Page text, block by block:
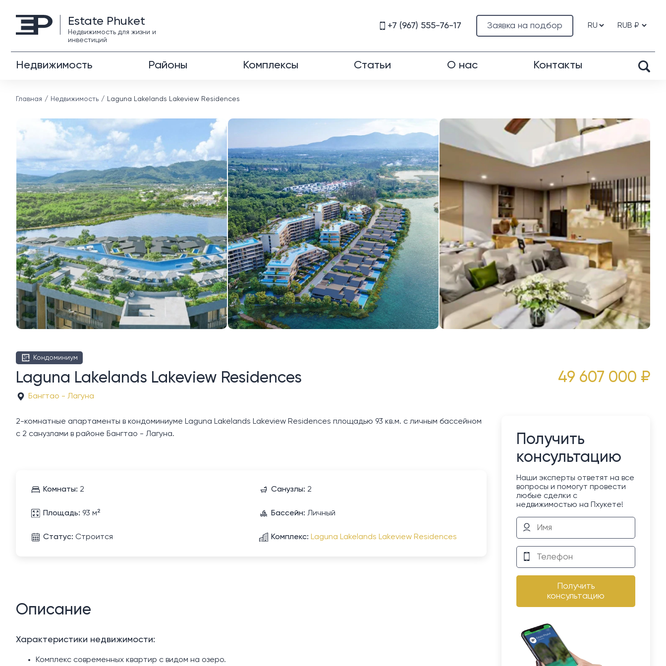
Estate Phuket
Недвижимость для жизни и
инвестиций
Заявка на подбор
+7 (967) 555-76-17
Недвижимость Районы Комплексы Статьи О нас Контакты
Главная Недвижимость Laguna Lakelands Lakeview Residences
Кондоминиум
Laguna Lakelands Lakeview Residences
Бангтао - Лагуна
49 607 000 ₽
2-комнатные апартаменты в кондоминиуме Laguna Lakelands Lakeview Residences площадью 93 кв.м. с личным бассейном
с 2 санузлами в районе Бангтао - Лагуна.
Комнаты: 2 Санузлы: 2
Площадь: 93 м² Бассейн: Личный
Статус: Строится Комплекс: Laguna Lakelands Lakeview Residences
Описание
Характеристики недвижимости:
Комплекс современных квартир с видом на озеро.
Получить
консультацию
Наши эксперты ответят на все
вопросы и помогут провести
любые сделки с
недвижимостью на Пхукете!
Получить
консультацию